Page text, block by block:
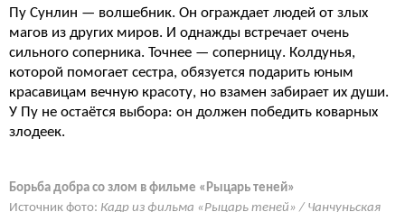
Пу Сунлин — волшебник. Он ограждает людей от злых
магов из других миров. И однажды встречает очень
сильного соперника. Точнее — соперницу. Колдунья,
которой помогает сестра, обязуется подарить юным
красавицам вечную красоту, но взамен забирает их души.
У Пу не остаётся выбора: он должен победить коварных
злодеек.
Борьба добра со злом в фильме «Рыцарь теней»
Источник фото: Кадр из фильма «Рыцарь теней» / Чанчуньская